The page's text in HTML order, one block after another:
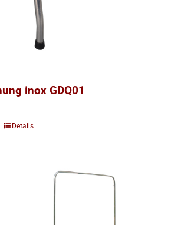
inox GDQ01
Details